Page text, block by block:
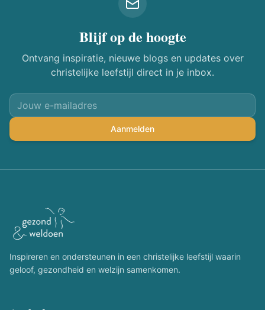
Blijf op de hoogte
Ontvang inspiratie, nieuwe blogs en updates over
christelijke leefstijl direct in je inbox.
Aanmelden
Inspireren en ondersteunen in een christelijke leefstijl waarin
geloof, gezondheid en welzijn samenkomen.